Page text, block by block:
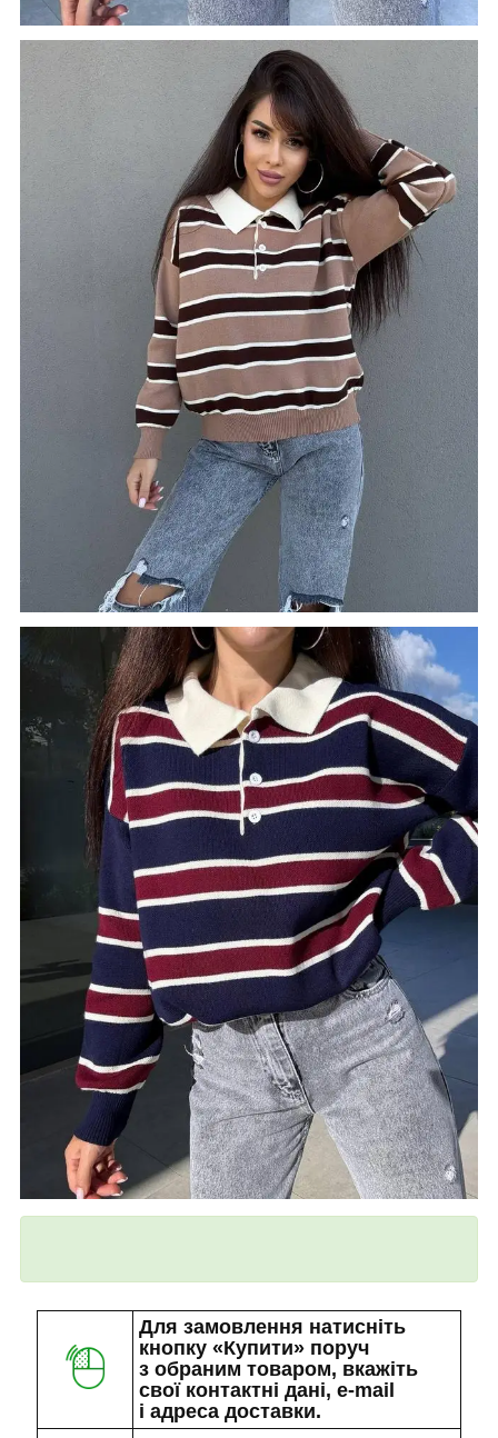
Для замовлення натисніть
кнопку «Купити» поруч
з обраним товаром, вкажіть
свої контактні дані, e-mail
і адреса доставки.